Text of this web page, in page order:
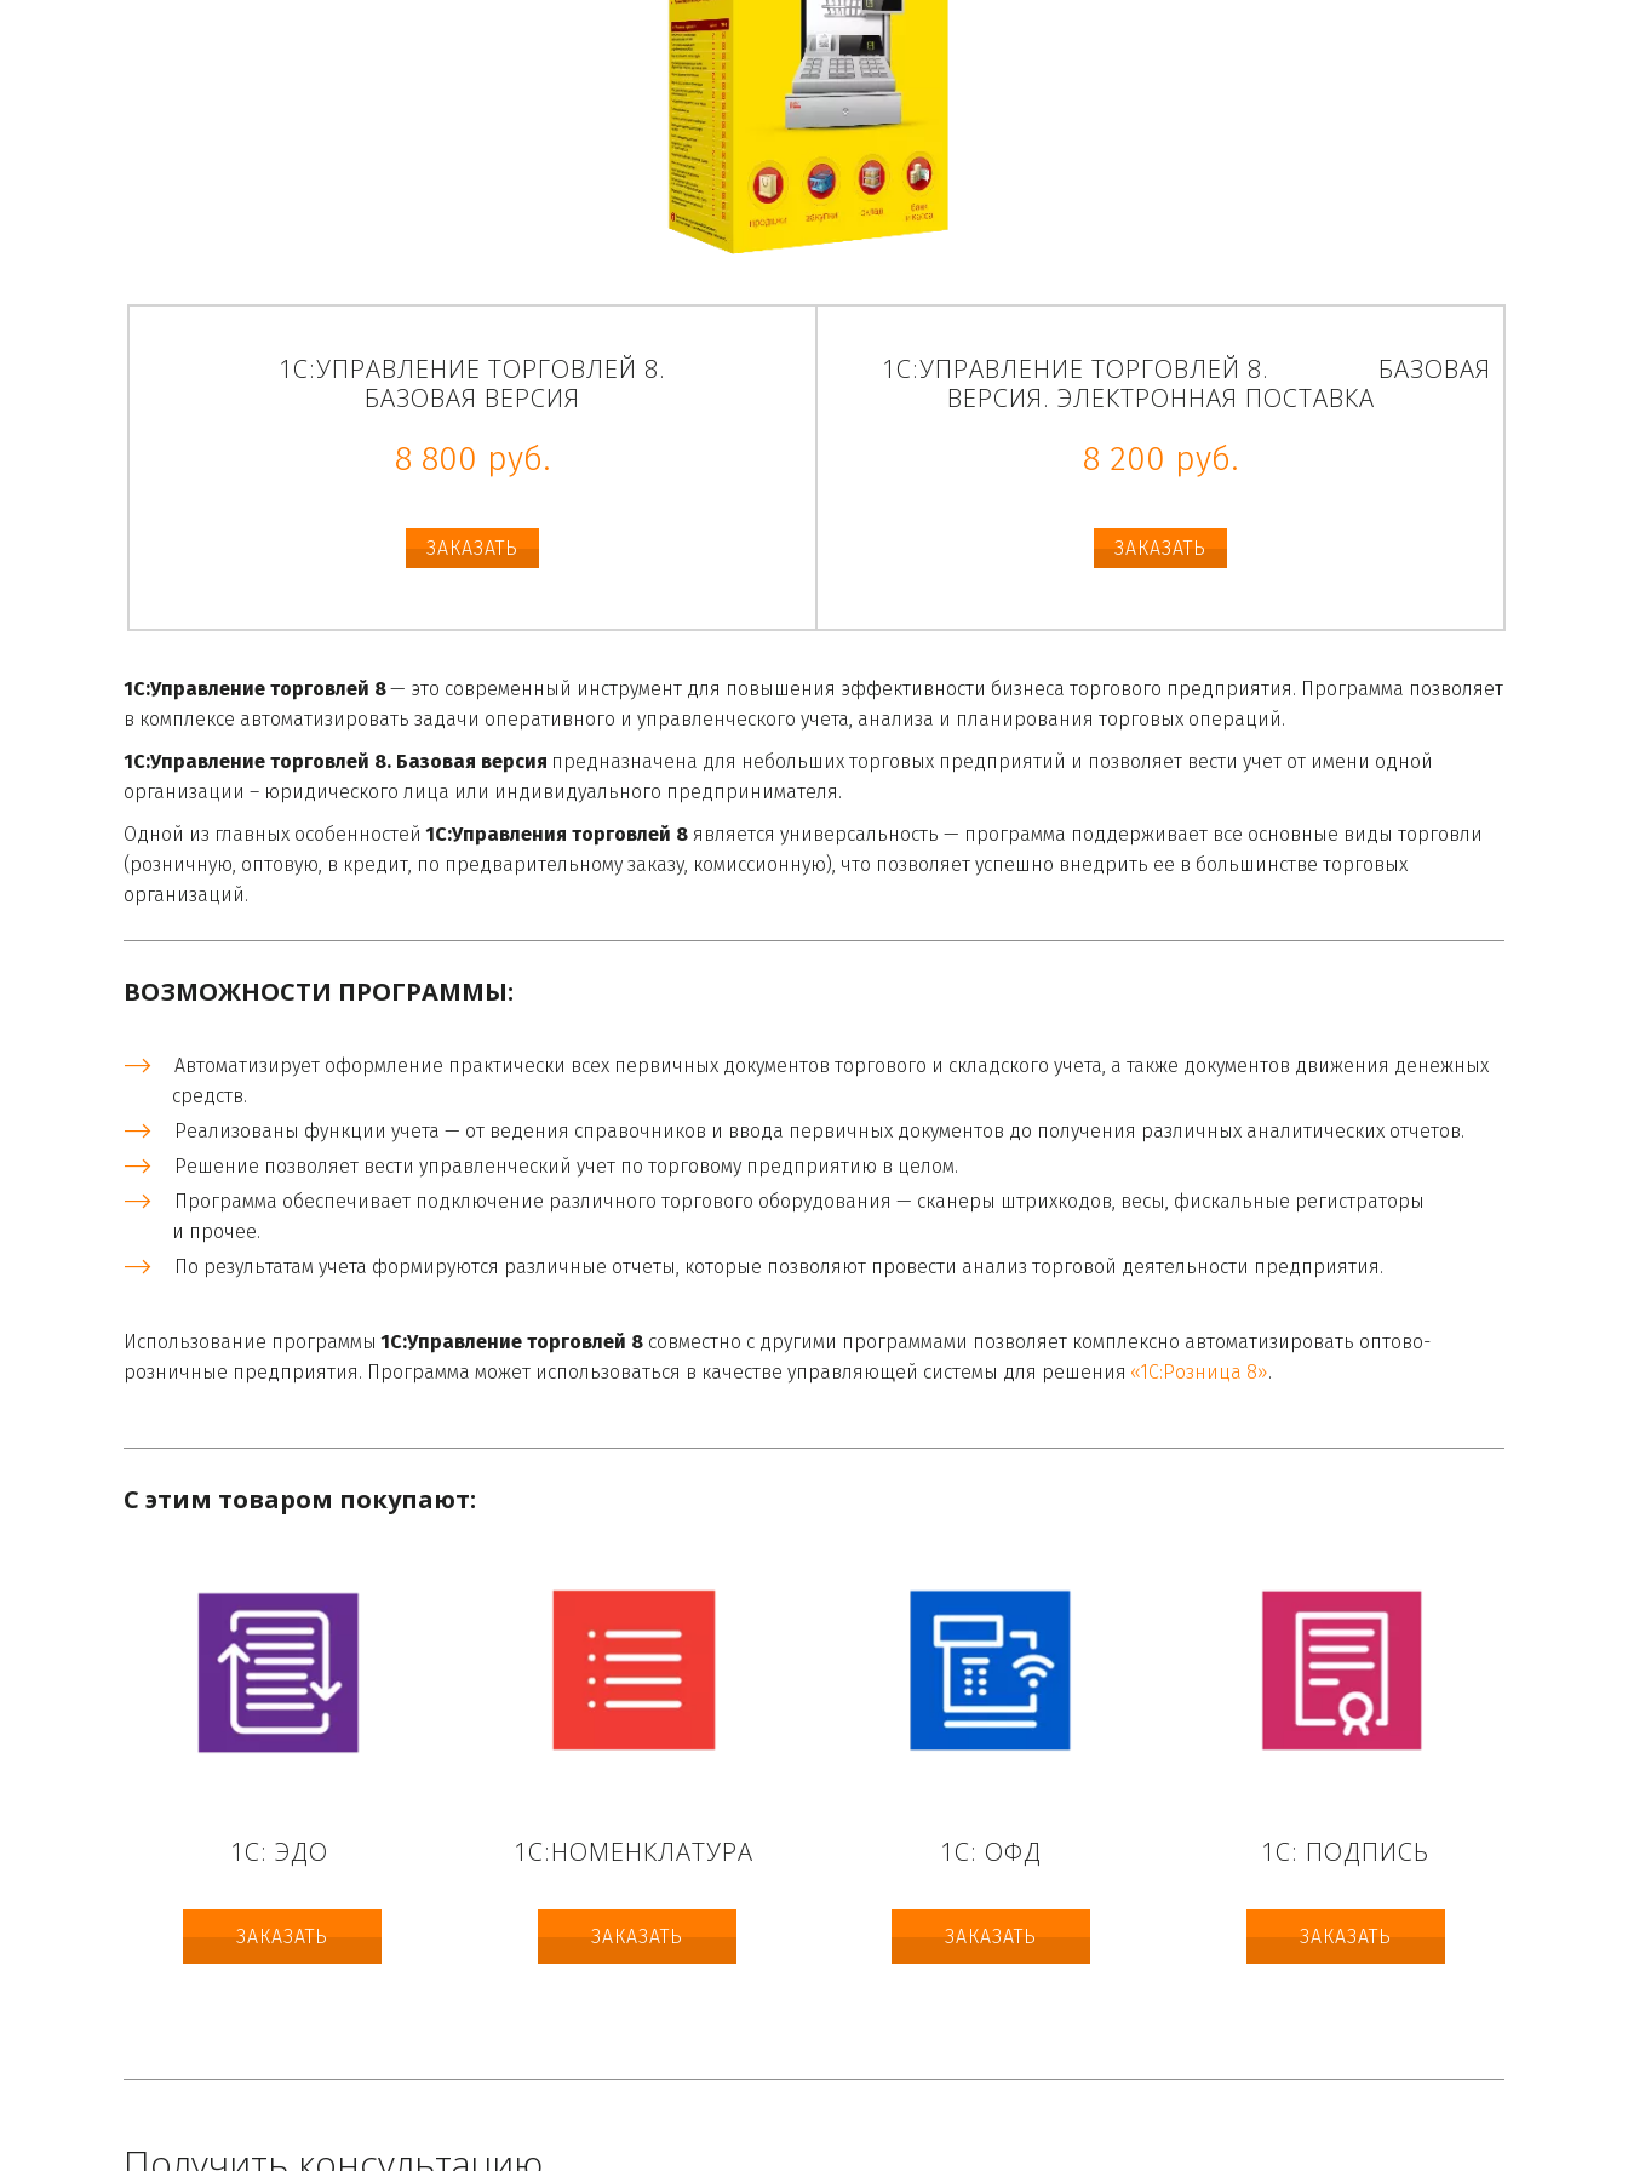
1С:УПРАВЛЕНИЕ ТОРГОВЛЕЙ 8.
БАЗОВАЯ ВЕРСИЯ
8 800 руб.
ЗАКАЗАТЬ
1С:УПРАВЛЕНИЕ ТОРГОВЛЕЙ 8. БАЗОВАЯ
ВЕРСИЯ. ЭЛЕКТРОННАЯ ПОСТАВКА
8 200 руб.
ЗАКАЗАТЬ
1С:Управление торговлей 8 — это современный инструмент для повышения эффективности бизнеса торгового предприятия. Программа позволяет
в комплексе автоматизировать задачи оперативного и управленческого учета, анализа и планирования торговых операций.
1С:Управление торговлей 8. Базовая версия предназначена для небольших торговых предприятий и позволяет вести учет от имени одной
организации – юридического лица или индивидуального предпринимателя.
Одной из главных особенностей 1С:Управления торговлей 8 является универсальность — программа поддерживает все основные виды торговли
(розничную, оптовую, в кредит, по предварительному заказу, комиссионную), что позволяет успешно внедрить ее в большинстве торговых
организаций.
ВОЗМОЖНОСТИ ПРОГРАММЫ:
Автоматизирует оформление практически всех первичных документов торгового и складского учета, а также документов движения денежных
средств.
Реализованы функции учета — от ведения справочников и ввода первичных документов до получения различных аналитических отчетов.
Решение позволяет вести управленческий учет по торговому предприятию в целом.
Программа обеспечивает подключение различного торгового оборудования — сканеры штрихкодов, весы, фискальные регистраторы
и прочее.
По результатам учета формируются различные отчеты, которые позволяют провести анализ торговой деятельности предприятия.
Использование программы 1С:Управление торговлей 8 совместно с другими программами позволяет комплексно автоматизировать оптово-
розничные предприятия. Программа может использоваться в качестве управляющей системы для решения «1С:Розница 8».
С этим товаром покупают:
1С: ЭДО
ЗАКАЗАТЬ
1С:НОМЕНКЛАТУРА
ЗАКАЗАТЬ
1С: ОФД
ЗАКАЗАТЬ
1С: ПОДПИСЬ
ЗАКАЗАТЬ